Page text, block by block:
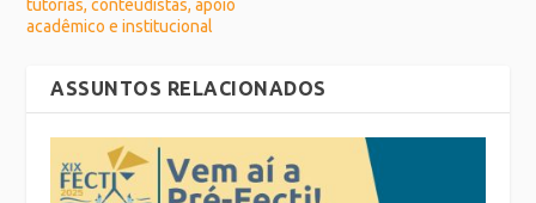
tutorias, conteudistas, apoio
acadêmico e institucional
ASSUNTOS RELACIONADOS